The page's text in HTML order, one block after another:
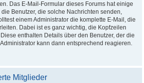
Das E-Mail-Formular dieses Forums hat einige
Benutzer, die solche Nachrichten senden,
einem Administrator die komplette E-Mail, die
Dabei ist es ganz wichtig, die Kopfzeilen
enthalten Details über den Benutzer, der die
kann dann entsprechend reagieren.
Mitglieder